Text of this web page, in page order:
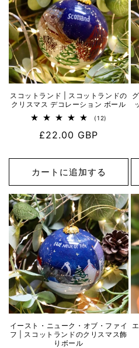
スコットランド | スコットランドの
クリスマス デコレーション ボール
(12)
数
通
£22.00 GBP
カートに追加する
イースト・ニューク・オブ・ファイ
フ | スコットランドのクリスマス飾
りボール